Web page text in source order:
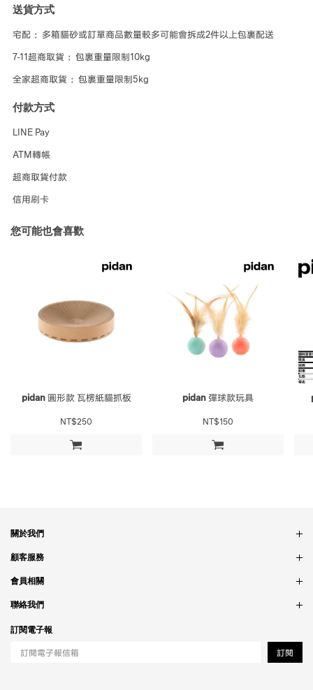
送貨方式
宅配 ：多箱貓砂或訂單商品數量較多可能會拆成2件以上包裹配送
7-11超商取貨 ：包裹重量限制10kg
全家超商取貨 ：包裹重量限制5kg
付款方式
LINE Pay
ATM轉帳
超商取貨付款
信用刷卡
您可能也會喜歡
加入購物車
pidan 圓形款 瓦楞紙貓抓板
NT$250
加入購物車
pidan 彈球款玩具
NT$150
關於我們
品牌故事
銷售據點
隱私政策
顧客服務
訂單問題
付款問題
配送問題
會員相關
會員制度
紅利制度
聯絡我們
合作相關
工作職缺
訂閱電子報
訂閱